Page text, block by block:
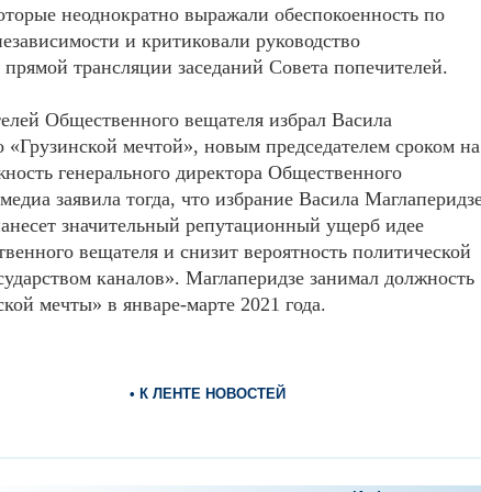
неоднократно выражали обеспокоенность по
и критиковали руководство
трансляции заседаний Совета попечителей.
Общественного вещателя избрал Васила
«Грузинской мечтой», новым председателем сроком на
генерального директора Общественного
заявила тогда, что избрание Васила
значительный репутационный ущерб идее
вещателя и снизит вероятность политической
каналов». Маглаперидзе занимал должность
мечты» в январе-марте 2021 года.
• К ЛЕНТЕ НОВОСТЕЙ